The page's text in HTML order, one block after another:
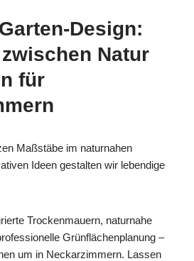
Design:
Natur
für
Maßstäbe im naturnahen
Ideen gestalten wir lebendige
Trockenmauern, naturnahe
Grünflächenplanung –
um in Neckarzimmern. Lassen